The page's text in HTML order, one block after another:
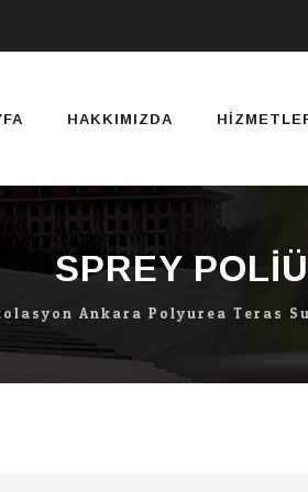
HAKKIMIZDA
SPREY
Ankara Polyurea Teras Su